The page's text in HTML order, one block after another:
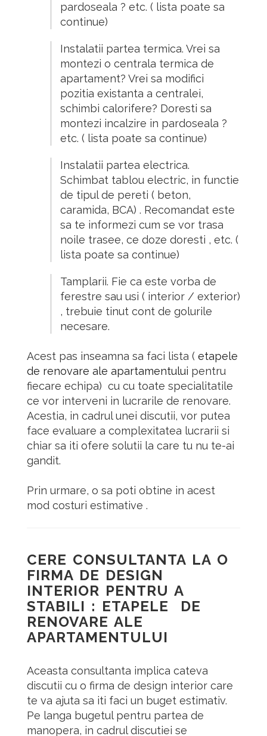
pardoseala ? etc. ( lista poate sa
continue)
Instalatii partea termica. Vrei sa
montezi o centrala termica de
apartament? Vrei sa modifici
pozitia existanta a centralei,
schimbi calorifere? Doresti sa
montezi incalzire in pardoseala ?
etc. ( lista poate sa continue)
Instalatii partea electrica.
Schimbat tablou electric, in functie
de tipul de pereti ( beton,
caramida, BCA) . Recomandat este
sa te informezi cum se vor trasa
noile trasee, ce doze doresti , etc. (
lista poate sa continue)
Tamplarii. Fie ca este vorba de
ferestre sau usi ( interior / exterior)
, trebuie tinut cont de golurile
necesare.
Acest pas inseamna sa faci lista ( etapele
de renovare ale apartamentului pentru
fiecare echipa) cu cu toate specialitatile
ce vor interveni in lucrarile de renovare.
Acestia, in cadrul unei discutii, vor putea
face evaluare a complexitatea lucrarii si
chiar sa iti ofere solutii la care tu nu te-ai
gandit.
Prin urmare, o sa poti obtine in acest
mod costuri estimative .
CERE CONSULTANTA LA O
FIRMA DE DESIGN
INTERIOR PENTRU A
STABILI : ETAPELE DE
RENOVARE ALE
APARTAMENTULUI
Aceasta consultanta implica cateva
discutii cu o firma de design interior care
te va ajuta sa iti faci un buget estimativ.
Pe langa bugetul pentru partea de
manopera, in cadrul discutiei se